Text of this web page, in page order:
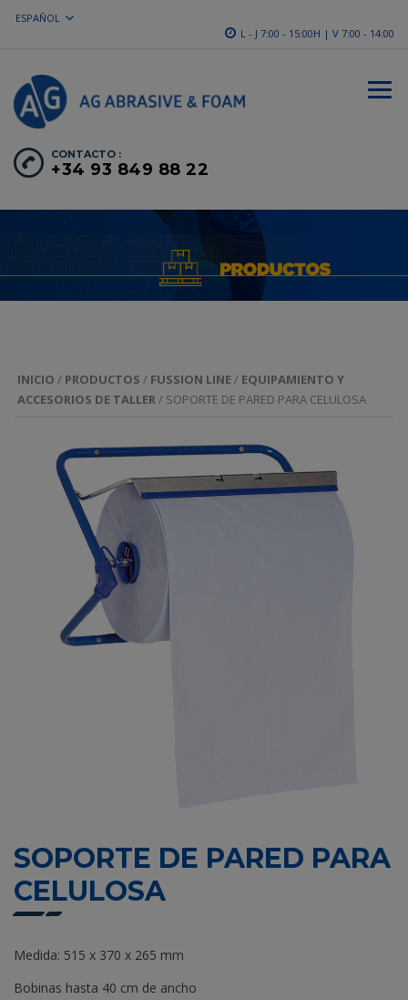
ESPAÑOL
L - J 7:00 - 15:00H | V 7:00 - 14:00
CONTACTO :
+34 93 849 88 22
INICIO / PRODUCTOS / FUSSION LINE / EQUIPAMIENTO Y
ACCESORIOS DE TALLER / SOPORTE DE PARED PARA CELULOSA
SOPORTE DE PARED PARA
CELULOSA
Medida: 515 x 370 x 265 mm
Bobinas hasta 40 cm de ancho